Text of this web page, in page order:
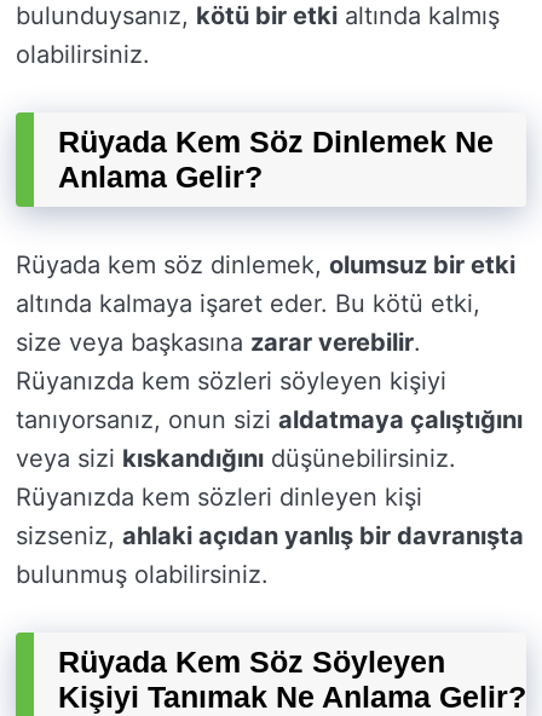
bulunduysanız, kötü bir etki altında kalmış
olabilirsiniz.
Rüyada Kem Söz Dinlemek Ne
Anlama Gelir?
Rüyada kem söz dinlemek, olumsuz bir etki
altında kalmaya işaret eder. Bu kötü etki,
size veya başkasına zarar verebilir.
Rüyanızda kem sözleri söyleyen kişiyi
tanıyorsanız, onun sizi aldatmaya çalıştığını
veya sizi kıskandığını düşünebilirsiniz.
Rüyanızda kem sözleri dinleyen kişi
sizseniz, ahlaki açıdan yanlış bir davranışta
bulunmuş olabilirsiniz.
Rüyada Kem Söz Söyleyen
Kişiyi Tanımak Ne Anlama Gelir?